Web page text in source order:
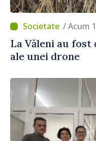
/ Acum
La Văleni au
ale unei drone